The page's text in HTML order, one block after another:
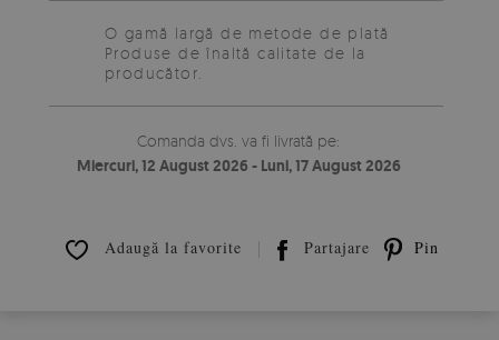
O gamă largă de metode de plată
Produse de înaltă calitate de la
producător.
Comanda dvs. va fi livrată pe:
Miercuri, 12 August 2026 - Luni, 17 August 2026
Adaugă la favorite Partajare Pin it